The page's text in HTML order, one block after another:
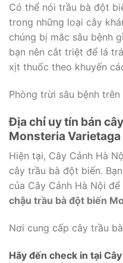
Có thể nói trầu bà đột
trong những loại cây
chúng bị mắc sâu bệnh
bạn nên cắt triệt để lá
xịt thuốc theo khuyến
Phòng trừi sâu bệnh
Địa chỉ uy tín bán
Monsteria Varietaga
Hiện tại, Cây Cảnh Hà
cây trầu bà đột biến.
của Cây Cảnh Hà Nội
chậu trầu bà đột biến
Nơi cung cấp cây trầu
Hãy đến check in tại